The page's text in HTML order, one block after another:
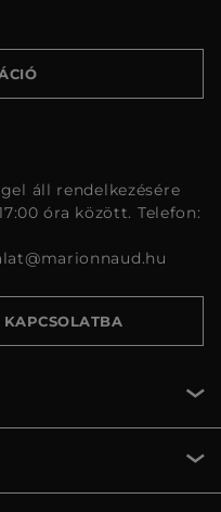
áll rendelkezésére
óra között. Telefon: